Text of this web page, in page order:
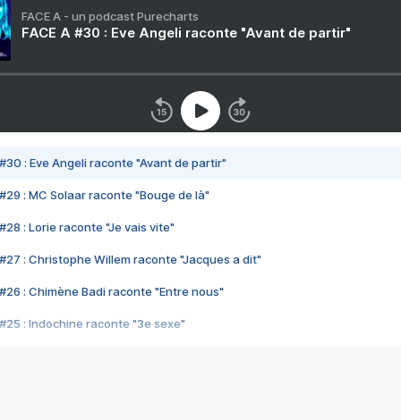
FACE A - un podcast Purecharts
FACE A #30 : Eve Angeli raconte "Avant de partir"
#30 : Eve Angeli raconte "Avant de partir"
#29 : MC Solaar raconte "Bouge de là"
#28 : Lorie raconte "Je vais vite"
#27 : Christophe Willem raconte "Jacques a dit"
#26 : Chimène Badi raconte "Entre nous"
#25 : Indochine raconte "3e sexe"